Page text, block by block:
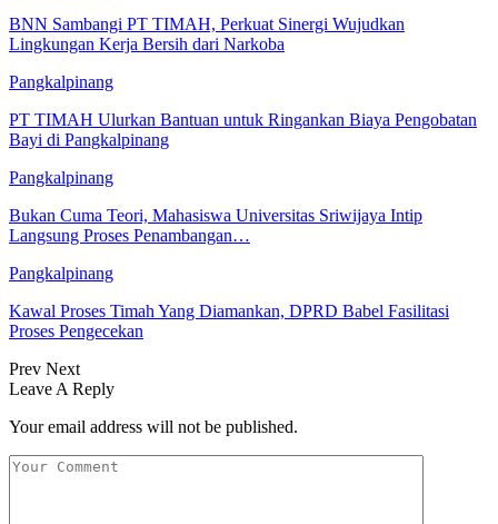
BNN Sambangi PT TIMAH, Perkuat Sinergi Wujudkan
Lingkungan Kerja Bersih dari Narkoba
Pangkalpinang
PT TIMAH Ulurkan Bantuan untuk Ringankan Biaya Pengobatan
Bayi di Pangkalpinang
Pangkalpinang
Bukan Cuma Teori, Mahasiswa Universitas Sriwijaya Intip
Langsung Proses Penambangan…
Pangkalpinang
Kawal Proses Timah Yang Diamankan, DPRD Babel Fasilitasi
Proses Pengecekan
Prev Next
Leave A Reply
Your email address will not be published.